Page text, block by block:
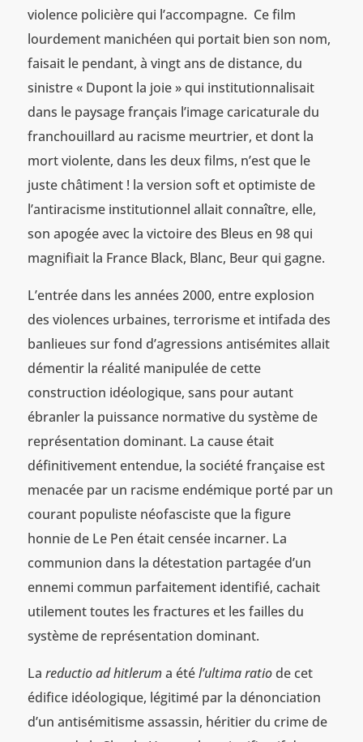
violence policière qui l’accompagne. Ce film
lourdement manichéen qui portait bien son nom,
faisait le pendant, à vingt ans de distance, du
sinistre « Dupont la joie » qui institutionnalisait
dans le paysage français l’image caricaturale du
franchouillard au racisme meurtrier, et dont la
mort violente, dans les deux films, n’est que le
juste châtiment ! la version soft et optimiste de
l’antiracisme institutionnel allait connaître, elle,
son apogée avec la victoire des Bleus en 98 qui
magnifiait la France Black, Blanc, Beur qui gagne.
L’entrée dans les années 2000, entre explosion
des violences urbaines, terrorisme et intifada des
banlieues sur fond d’agressions antisémites allait
démentir la réalité manipulée de cette
construction idéologique, sans pour autant
ébranler la puissance normative du système de
représentation dominant. La cause était
définitivement entendue, la société française est
menacée par un racisme endémique porté par un
courant populiste néofasciste que la figure
honnie de Le Pen était censée incarner. La
communion dans la détestation partagée d’un
ennemi commun parfaitement identifié, cachait
utilement toutes les fractures et les failles du
système de représentation dominant.
La reductio ad hitleruma étél’ultima ratiode cet
édifice idéologique, légitimé par la dénonciation
d’un antisémitisme assassin, héritier du crime de